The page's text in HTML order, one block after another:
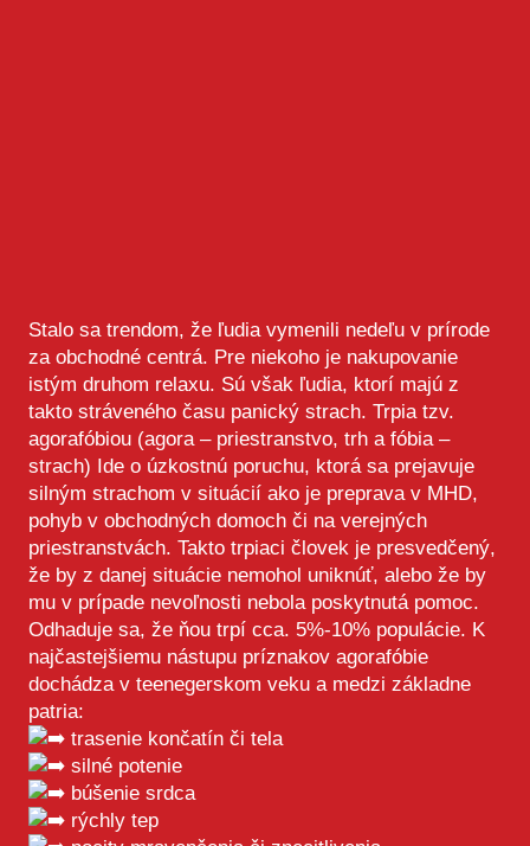
Stalo sa trendom, že ľudia vymenili nedeľu v prírode
za obchodné centrá. Pre niekoho je nakupovanie
istým druhom relaxu. Sú však ľudia, ktorí majú z
takto stráveného času panický strach. Trpia tzv.
agorafóbiou (agora – priestranstvo, trh a fóbia –
strach) Ide o úzkostnú poruchu, ktorá sa prejavuje
silným strachom v situácií ako je preprava v MHD,
pohyb v obchodných domoch či na verejných
priestranstvách. Takto trpiaci človek je presvedčený,
že by z danej situácie nemohol uniknúť, alebo že by
mu v prípade nevoľnosti nebola poskytnutá pomoc.
Odhaduje sa, že ňou trpí cca. 5%-10% populácie. K
najčastejšiemu nástupu príznakov agorafóbie
dochádza v teenegerskom veku a medzi základne
patria:
trasenie končatín či tela
silné potenie
búšenie srdca
rýchly tep